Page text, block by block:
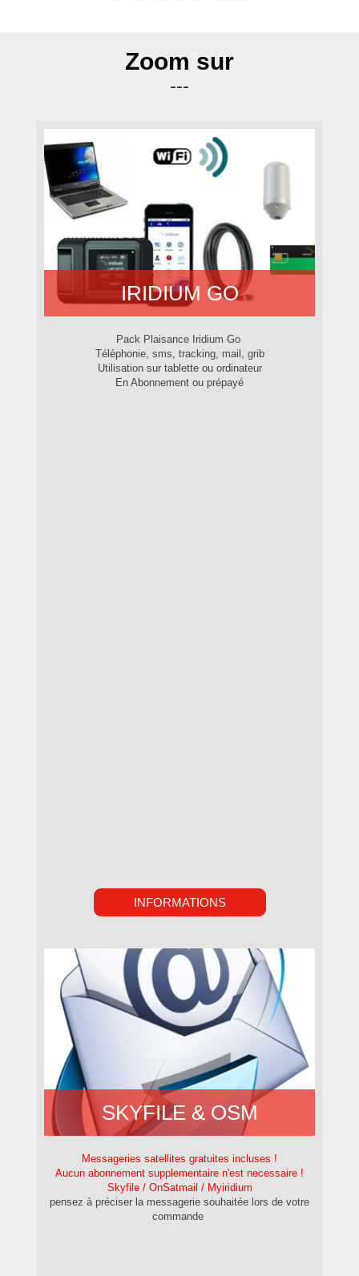
Zoom sur
---
IRIDIUM GO
Pack Plaisance Iridium Go
Téléphonie, sms, tracking, mail, grib
Utilisation sur tablette ou ordinateur
En Abonnement ou prépayé
INFORMATIONS
SKYFILE & OSM
Messageries satellites gratuites incluses !
Aucun abonnement supplementaire n'est necessaire !
Skyfile / OnSatmail / Myiridium
pensez à préciser la messagerie souhaitée lors de votre
commande